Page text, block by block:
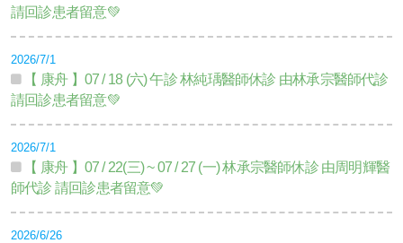
請回診患者留意💚
2026/7/1
【 康舟 】07 / 18 (六) 午診 林純瑀醫師休診 由林承宗醫師代診
請回診患者留意💚
2026/7/1
【 康舟 】07 / 22(三) ~ 07 / 27 (一) 林承宗醫師休診 由周明輝醫
師代診 請回診患者留意💚
2026/6/26